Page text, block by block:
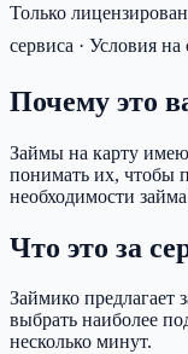
Только
сервиса · Условия
Почему это
Займы на карту
понимать их, чтобы
необходимости
Что это за
Займико
выбрать наиболее
несколько минут.